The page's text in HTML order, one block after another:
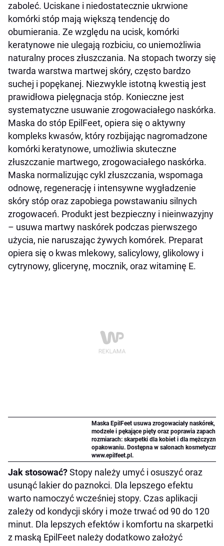
zaboleć. Uciskane i niedostatecznie ukrwione
komórki stóp mają większą tendencję do
obumierania. Ze względu na ucisk, komórki
keratynowe nie ulegają rozbiciu, co uniemożliwia
naturalny proces złuszczania. Na stopach tworzy się
twarda warstwa martwej skóry, często bardzo
suchej i popękanej. Niezwykle istotną kwestią jest
prawidłowa pielęgnacja stóp. Konieczne jest
systematyczne usuwanie zrogowaciałego naskórka.
Maska do stóp EpilFeet, opiera się o aktywny
kompleks kwasów, który rozbijając nagromadzone
komórki keratynowe, umożliwia skuteczne
złuszczanie martwego, zrogowaciałego naskórka.
Maska normalizując cykl złuszczania, wspomaga
odnowę, regenerację i intensywne wygładzenie
skóry stóp oraz zapobiega powstawaniu silnych
zrogowaceń. Produkt jest bezpieczny i nieinwazyjny
– usuwa martwy naskórek podczas pierwszego
użycia, nie naruszając żywych komórek. Preparat
opiera się o kwas mlekowy, salicylowy, glikolowy i
cytrynowy, glicerynę, mocznik, oraz witaminę E.
Maska EpilFeet usuwa zrogowaciały naskórek,
modzele i pękające pięty oraz poprawia zapach
rozmiarach: skarpetki dla kobiet i dla mężczyzn.
opakowaniu. Dostępna w salonach
www.epilfeet.pl.
Jak stosować?Stopy należy umyć i osuszyć oraz
usunąć lakier do paznokci. Dla lepszego efektu
warto namoczyć wcześniej stopy. Czas aplikacji
zależy od kondycji skóry i może trwać od 90 do 120
minut. Dla lepszych efektów i komfortu na skarpetki
z maską EpilFeet należy dodatkowo założyć